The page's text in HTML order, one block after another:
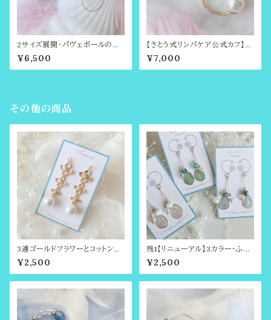
2サイズ展開・パヴェボールのシ
ンプルカフ（さとう式イヤーカフ）
¥6,500
【さとう式リンパケア公式カフ】金
属アレルギー対応・シンプルカ
フ・ゴールド（耳輪ゴムや耳たぶ
回しで有名・さとう式リンパケア
¥7,000
その他の商品
3連ゴールドフラワーとコットンパ
ールのチャーム（さとう式アクセ
サリー専用チャーム）
¥2,500
残1【リニューアル】3カラー・ふん
わりカラーのビューティーカフ（さ
とう式アクセサリー専用チャー
ム）
¥2,500